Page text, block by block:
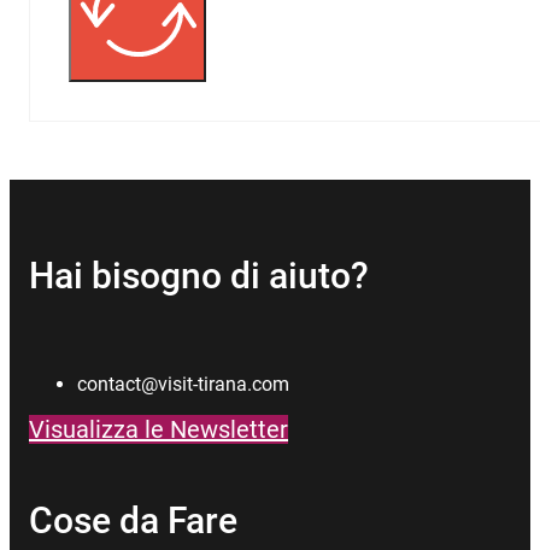
Hai bisogno di aiuto?
contact@visit-tirana.com
Visualizza le Newsletter
Cose da Fare